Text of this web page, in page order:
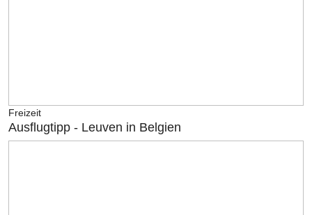
Freizeit
Ausflugtipp - Leuven in Belgien